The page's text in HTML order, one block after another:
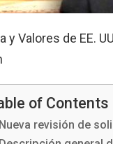
y Valores de EE.
of Contents
Nueva revisión de